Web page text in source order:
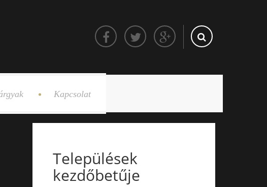
Kapcsolat
Települések
kezdőbetűje